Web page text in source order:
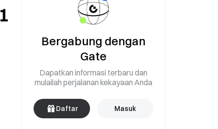
Bergabung dengan
Gate
Dapatkan informasi terbaru dan
mulailah perjalanan kekayaan Anda
Daftar Masuk